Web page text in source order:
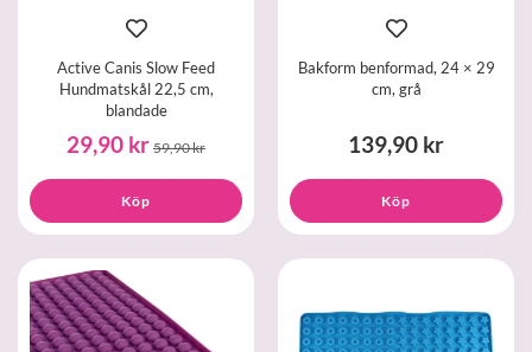
Active Canis Slow Feed
Hundmatskål 22,5 cm,
blandade
29,90 kr 59,90 kr
Köp
Bakform benformad, 24 × 29
cm, grå
139,90 kr
Köp